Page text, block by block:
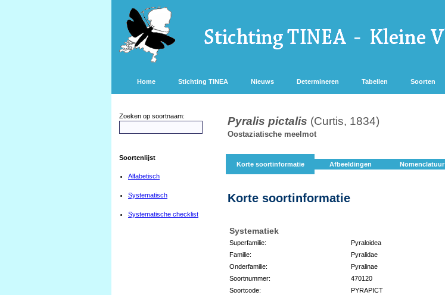
Home Stichting TINEA Nieuws Determineren Tabellen Soorten
Zoeken op soortnaam:
Soortenlijst
Alfabetisch
Systematisch
Systematische checklist
Pyralis pictalis (Curtis, 1834)
Oostaziatische meelmot
Korte soortinformatie Afbeeldingen Nomenclatuur
Korte soortinformatie
Systematiek
Superfamilie:
Pyraloidea
Familie:
Pyralidae
Onderfamilie:
Pyralinae
Soortnummer:
470120
Soortcode:
PYRAPICT